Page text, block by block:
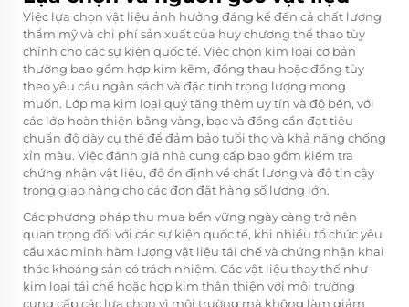
Việc lựa chọn vật liệu ảnh hưởng đáng kể đến cả chất lượng
thẩm mỹ và chi phí sản xuất của huy chương thể thao tùy
chỉnh cho các sự kiện quốc tế. Việc chọn kim loại cơ bản
thường bao gồm hợp kim kẽm, đồng thau hoặc đồng tùy
theo yêu cầu ngân sách và đặc tính trọng lượng mong
muốn. Lớp mạ kim loại quý tăng thêm uy tín và độ bền, với
các lớp hoàn thiện bằng vàng, bạc và đồng cần đạt tiêu
chuẩn độ dày cụ thể để đảm bảo tuổi thọ và khả năng chống
xỉn màu. Việc đánh giá nhà cung cấp bao gồm kiểm tra
chứng nhận vật liệu, độ ổn định về chất lượng và độ tin cậy
trong giao hàng cho các đơn đặt hàng số lượng lớn.
Các phương pháp thu mua bền vững ngày càng trở nên
quan trọng đối với các sự kiện quốc tế, khi nhiều tổ chức yêu
cầu xác minh hàm lượng vật liệu tái chế và chứng nhận khai
thác khoáng sản có trách nhiệm. Các vật liệu thay thế như
kim loại tái chế hoặc hợp kim thân thiện với môi trường
cung cấp các lựa chọn vì môi trường mà không làm giảm